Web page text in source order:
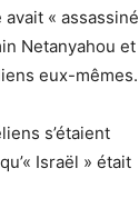
« assassiné
Netanyahou et
eux-mêmes.
s’étaient
Israël » était